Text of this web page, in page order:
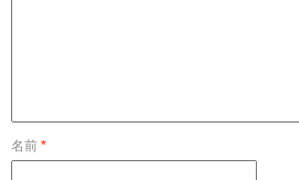
名前 *